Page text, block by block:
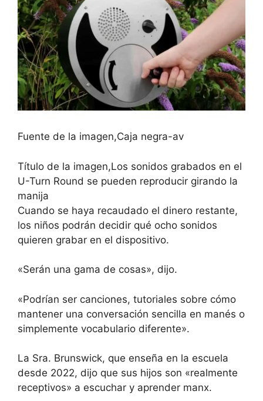
Fuente de la imagen,Caja negra-av
Título de la imagen,Los sonidos grabados en el
U-Turn Round se pueden reproducir girando la
manija
Cuando se haya recaudado el dinero restante,
los niños podrán decidir qué ocho sonidos
quieren grabar en el dispositivo.
«Serán una gama de cosas», dijo.
«Podrían ser canciones, tutoriales sobre cómo
mantener una conversación sencilla en manés o
simplemente vocabulario diferente».
La Sra. Brunswick, que enseña en la escuela
desde 2022, dijo que sus hijos son «realmente
receptivos» a escuchar y aprender manx.